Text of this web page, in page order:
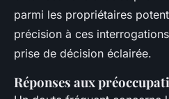
parmi les propriétaires
précision à ces
prise de décision éclairée.
Réponses aux